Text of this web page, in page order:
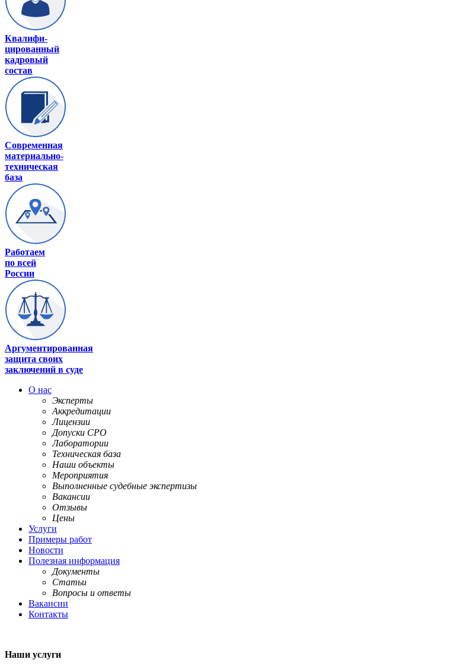
Квалифи-
цированный
кадровый
состав
Современная
материально-
техническая
база
Работаем
по всей
России
Аргументированная
защита своих
заключений в суде
О нас
Эксперты
Аккредитации
Лицензии
Допуски СРО
Лаборатории
Техническая база
Наши объекты
Мероприятия
Выполненные судебные экспертизы
Вакансии
Отзывы
Цены
Услуги
Примеры работ
Новости
Полезная информация
Документы
Статьи
Вопросы и ответы
Вакансии
Контакты
Наши услуги